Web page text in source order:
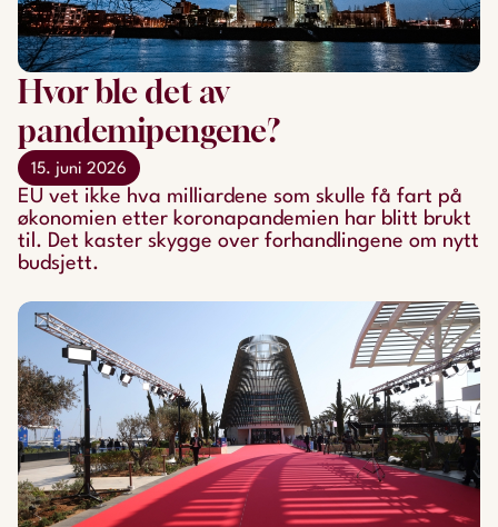
Hvor ble det av
pandemipengene?
15. juni 2026
EU vet ikke hva milliardene som skulle få fart på
økonomien etter koronapandemien har blitt brukt
til. Det kaster skygge over forhandlingene om nytt
budsjett.